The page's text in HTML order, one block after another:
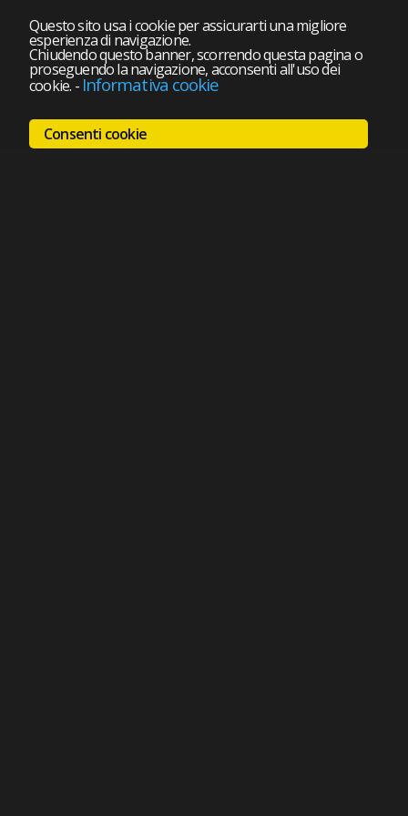
Questo sito usa i cookie per assicurarti una migliore
esperienza di navigazione.
Chiudendo questo banner, scorrendo questa pagina o
proseguendo la navigazione, acconsenti all'uso dei
cookie. - Informativa cookie
Consenti cookie